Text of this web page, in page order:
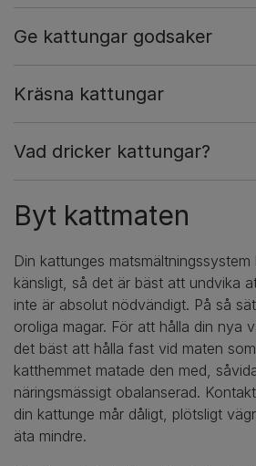
Ge kattungar godsaker
Kräsna kattungar
Vad dricker kattungar?
Byt kattmaten
Din kattunges
känsligt, så det är bäst att undvika
inte är absolut nödvändigt. På så
oroliga magar. För att hålla din nya
det bäst att hålla fast vid maten
katthemmet matade den med,
näringsmässigt obalanserad.
din kattunge mår dåligt, plötsligt
äta mindre.